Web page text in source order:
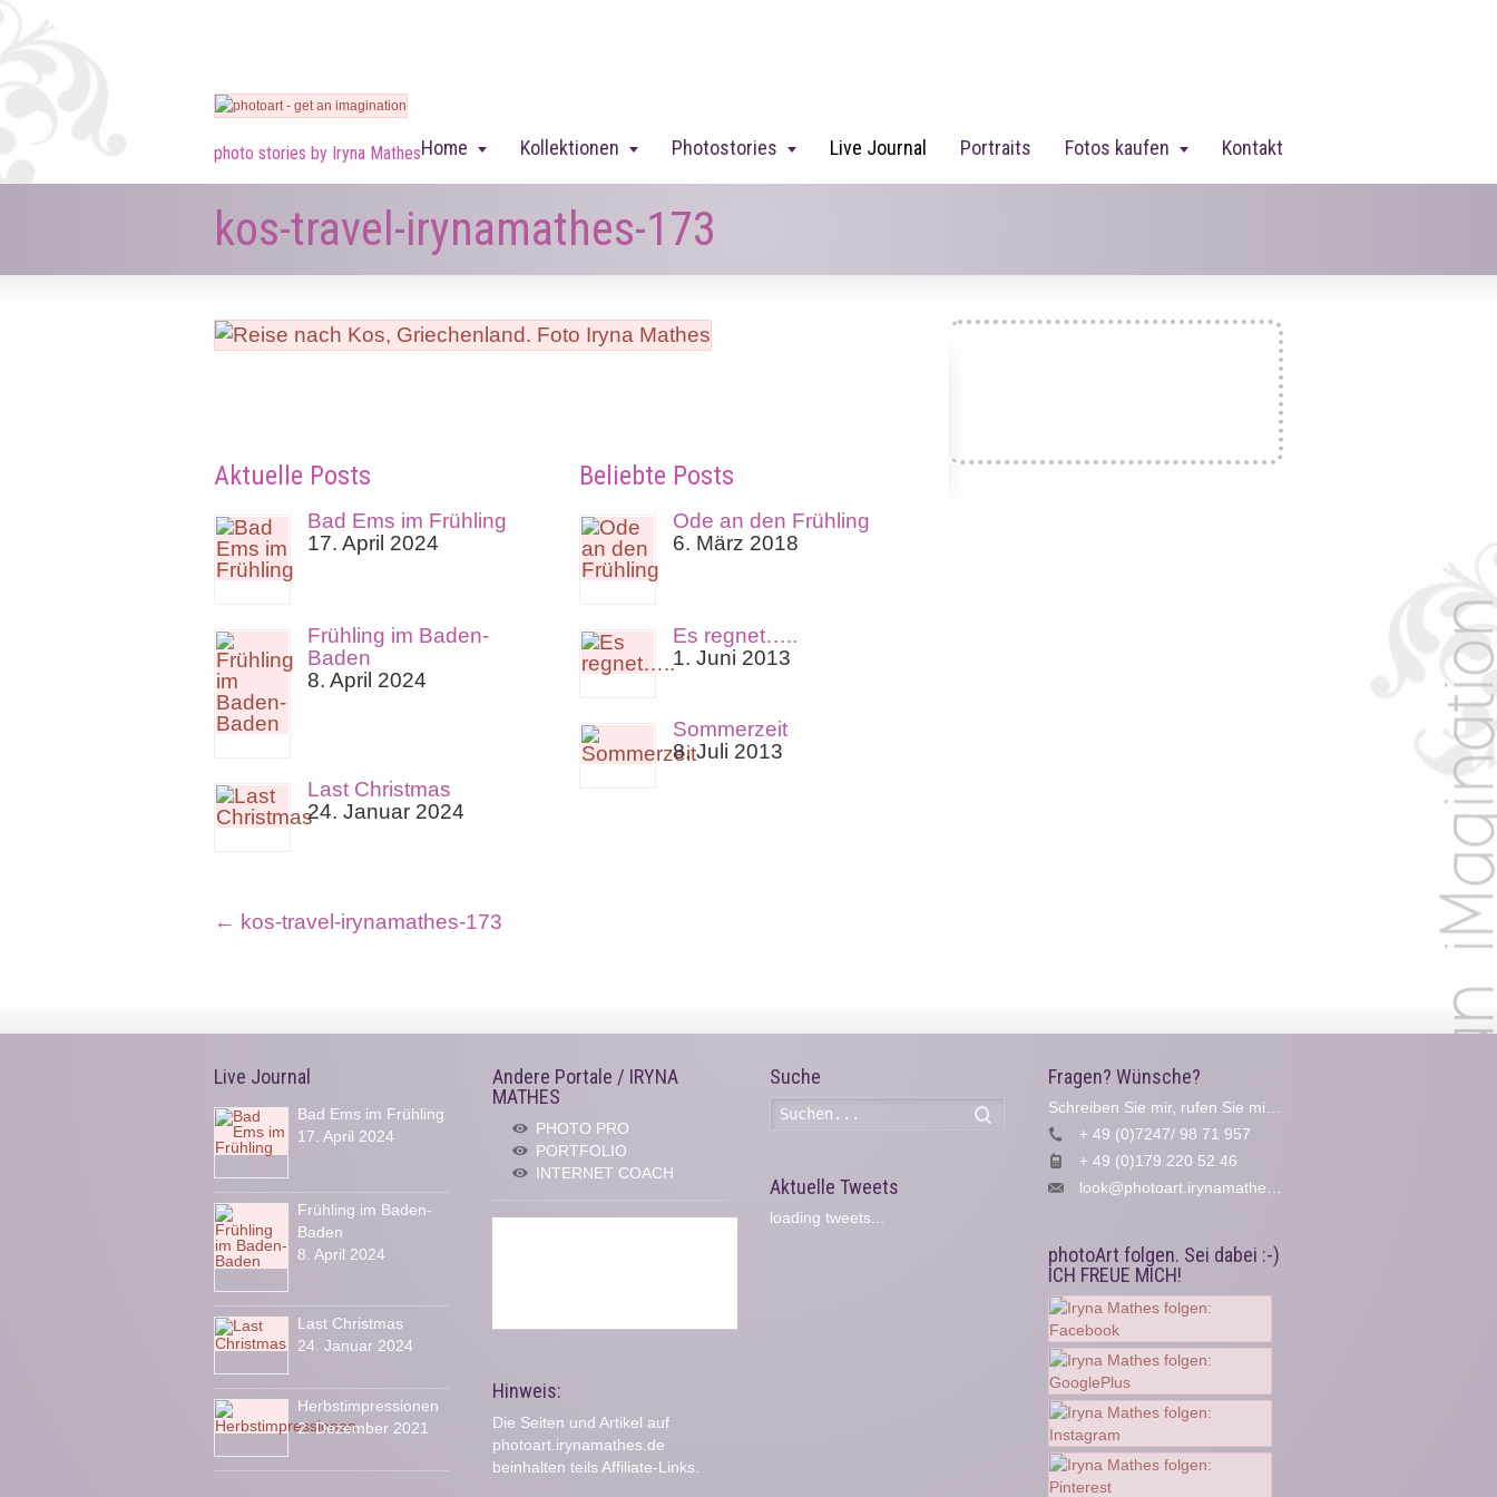
photo stories by Iryna MathesHome Kollektionen Photostories Live Journal Portraits Fotos kaufen Kontakt
kos-travel-irynamathes-173
Aktuelle Posts
Bad Ems im Frühling
17. April 2024
Frühling im Baden-
Baden
8. April 2024
Last Christmas
24. Januar 2024
Beliebte Posts
Ode an den Frühling
6. März 2018
Es regnet…..
1. Juni 2013
Sommerzeit
8. Juli 2013
← kos-travel-irynamathes-173
Live Journal
Bad Ems im Frühling
17. April 2024
Frühling im Baden-
Baden
8. April 2024
Last Christmas
24. Januar 2024
Herbstimpressionen
2. Dezember 2021
Andere Portale / IRYNA
MATHES
PHOTO PRO
PORTFOLIO
INTERNET COACH
Hinweis:
Die Seiten und Artikel auf
photoart.irynamathes.de
beinhalten teils Affiliate-Links.
Suche
Aktuelle Tweets
loading tweets...
Fragen? Wünsche?
Schreiben Sie mir, rufen Sie mich an...
+ 49 (0)7247/ 98 71 957
+ 49 (0)179 220 52 46
look@photoart.irynamathes.de
photoArt folgen. Sei dabei :-)
ICH FREUE MICH!